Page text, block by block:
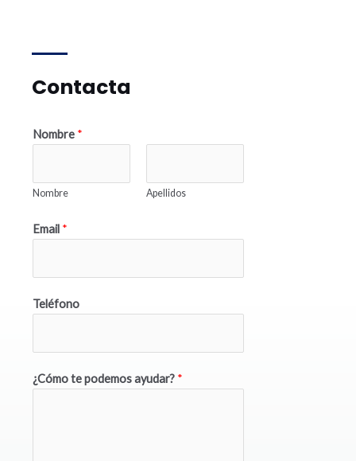
Contacta
Nombre *
Nombre Apellidos
Email *
Teléfono
¿Cómo te podemos ayudar? *